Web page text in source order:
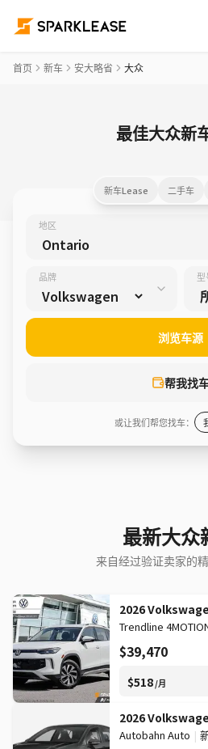
首页 新车 安大略省 大众
最佳大众新
新车Lease 二手车
地区
品牌 型
帮我找
浏览车源
或让我们帮您找车：
最新大众
来自经过验证卖家的
2026
Trendline
$39,470
$518/月
2026
Autobahn Auto |